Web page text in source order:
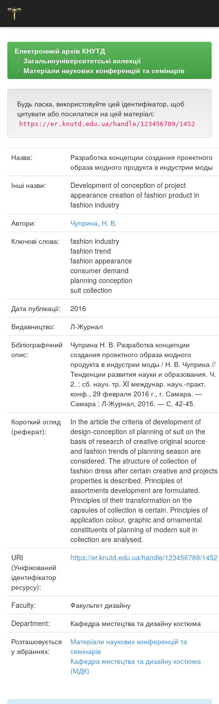
navigationЕлектронний архів КНУТД
Загальноуніверситетські колекції
Матеріали наукових конференцій та семінарів
Будь ласка, використовуйте цей ідентифікатор, щоб
цитувати або посилатися на цей матеріал:
https://er.knutd.edu.ua/handle/123456789/1452
Назва:
Разработка концепции создания проектного
образа модного продукта в индустрии моды
Інші назви:
Development of conception of project
appearance creation of fashion product in
fashion industry
Автори:
Чуприна, Н. В.
Ключові слова:
fashion industry
fashion trend
fashion appearance
consumer demand
planning conception
suit collection
Дата публікації:
2016
Видавництво:
Л-Журнал
Бібліографічний
опис:
Чуприна Н. В. Разработка концепции
создания проектного образа модного
продукта в индустрии моды / Н. В. Чуприна //
Тенденции развития науки и образования. Ч.
2. : сб. науч. тр. XI междунар. науч.-практ.
конф., 29 февраля 2016 г., г. Самара. —
Самара : Л-Журнал, 2016. — С. 42-45.
Короткий огляд
(реферат):
In the article the criteria of development of
design-conception of planning of suit on the
basis of research of creative original source
and fashion trends of planning season are
considered. The structure of collection of
fashion dress after certain creative and projects
properties is described. Principles of
assortments development are formulated.
Principles of their transformation on the
capsules of collection is certain. Principles of
application colour, graphic and ornamental
constituents of planning of modern suit in
collection are analysed.
URI
(Уніфікований
ідентифікатор
ресурсу):
https://er.knutd.edu.ua/handle/123456789/1452
Faculty:
Факультет дизайну
Department:
Кафедра мистецтва та дизайну костюма
Розташовується
у зібраннях:
Матеріали наукових конференцій та
семінарів
Кафедра мистецтва та дизайну костюма
(МДК)